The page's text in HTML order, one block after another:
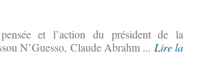
et l’action du président de la
N’Guesso, Claude Abrahm ... Lire la